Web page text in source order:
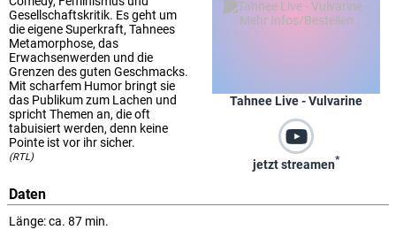
Tahnee Live - Vulvarine
jetzt streamen*
Gesellschaftskritik. Es geht um
die eigene Superkraft, Tahnees
Metamorphose, das
Erwachsenwerden und die
Grenzen des guten Geschmacks.
Mit scharfem Humor bringt sie
das Publikum zum Lachen und
spricht Themen an, die oft
tabuisiert werden, denn keine
Pointe ist vor ihr sicher.
(RTL)
Daten
Länge: ca. 87 min.